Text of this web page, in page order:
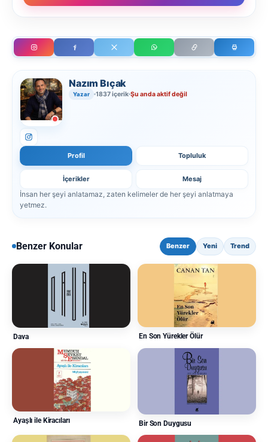
Nazım Bıçak
Yazar 1837 içerik Şu anda aktif değil
Profil Topluluk
İçerikler Mesaj
İnsan her şeyi anlatamaz, zaten kelimeler de her şeyi anlatmaya
yetmez.
Benzer Konular Benzer Yeni Trend
Dava En Son Yürekler Ölür
Ayaşlı ile Kiracıları Bir Son Duygusu